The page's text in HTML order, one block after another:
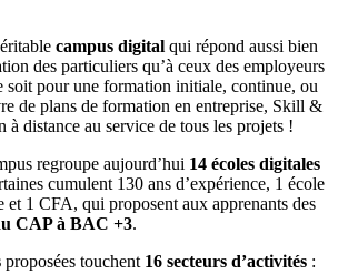
campus digital qui répond aussi bien
des particuliers qu’à ceux des employeurs
soit pour une formation initiale, continue, ou
de plans de formation en entreprise, Skill &
à distance au service de tous les projets !
regroupe aujourd’hui 14 écoles digitales
cumulent 130 ans d’expérience, 1 école
et 1 CFA, qui proposent aux apprenants des
CAP à BAC +3.
proposées touchent 16 secteurs d’activités :